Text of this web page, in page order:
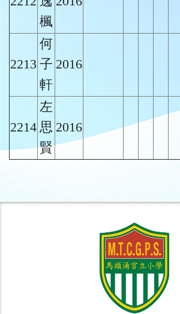
楓
2213
何
子
軒
2016
2214
左
思
賢
2016